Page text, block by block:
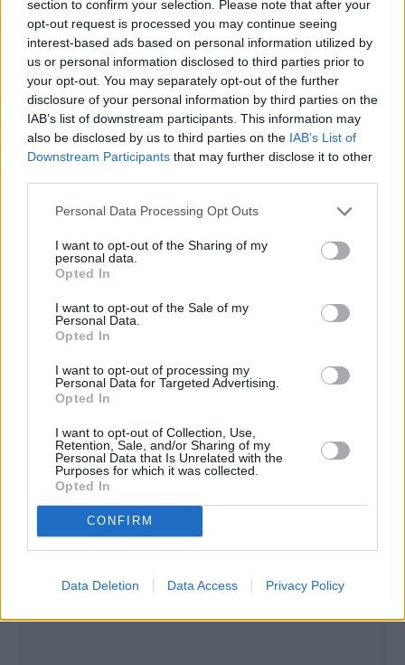
section to confirm your selection. Please note that after your
opt-out request is processed you may continue seeing
interest-based ads based on personal information utilized by
us or personal information disclosed to third parties prior to
your opt-out. You may separately opt-out of the further
disclosure of your personal information by third parties on the
IAB’s list of downstream participants. This information may
also be disclosed by us to third parties on the IAB’s List of
Downstream Participants that may further disclose it to other
Personal Data Processing Opt Outs
I want to opt-out of the Sharing of my
personal data.
Opted In
I want to opt-out of the Sale of my
Personal Data.
Opted In
I want to opt-out of processing my
Personal Data for Targeted Advertising.
Opted In
I want to opt-out of Collection, Use,
Retention, Sale, and/or Sharing of my
Personal Data that Is Unrelated with the
Purposes for which it was collected.
Opted In
CONFIRM
Data Deletion Data Access Privacy Policy
«Σήμερα μαύρος ουρανός, σήμερα μαύρη
μέρα»
Το Κοινωνικό Ιατρείο – Φαρμακείο
Ναυπακτίας όπου εργαζόταν ως εθελόντρια
η νεαρή κοπέλα με μία ανάρτηση που έκανε
στα μέσα κοινωνικής δικτύωσης
αποχαιρέτισε την κοπέλα.
«ΣΉΜΕΡΑ ΜΑΥΡΟΣ ΟΥΡΑΝΌΣ.. ΣΗΜΕΡΑ
ΜΑΥΡΗ ΜΕΡΑ.
Το ΔΣ,τα μελη & οι φίλοι του Κοινωνικου
Μαζι”, θρηνούμε με βαθυτατη οδύνη για την
απρόσμενη απώλεια της εθελοντριας
φαρμακοποιού της δομης ΜΑΡΙΑΣ
ΔΡΟΣΟΠΟΥΛΟΥ, κορης της αγαπημένης μας
εθελοντριας ΛΕΝΑΣ ΑΔΑΜΌΠΟΥΛΟΥ